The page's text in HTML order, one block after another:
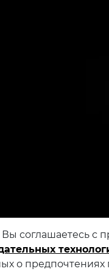
соглашаетесь с
о предпочтениях